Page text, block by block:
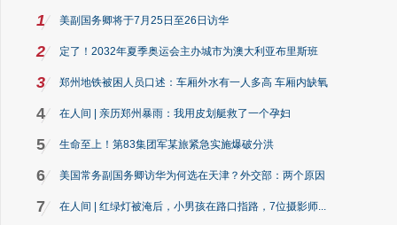
1 美副国务卿将于7月25日至26日访华
2 定了！2032年夏季奥运会主办城市为澳大利亚布里斯班
3 郑州地铁被困人员口述：车厢外水有一人多高 车厢内缺氧
4 在人间 | 亲历郑州暴雨：我用皮划艇救了一个孕妇
5 生命至上！第83集团军某旅紧急实施爆破分洪
6 美国常务副国务卿访华为何选在天津？外交部：两个原因
7 在人间 | 红绿灯被淹后，小男孩在路口指路，7位摄影师...